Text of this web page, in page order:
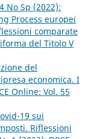
No Sp (2022):
Process europei
comparate
del Titolo V
del
economica. I
Online: Vol. 55
19 sui
Riflessioni